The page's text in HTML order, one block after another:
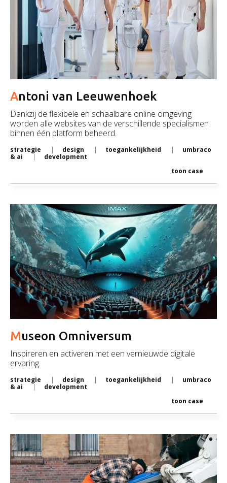
Antoni van Leeuwenhoek
Dankzij de flexibele en schaalbare online omgeving
worden alle websites van de verschillende specialismen
binnen één platform beheerd.
strategie design toegankelijkheid
umbraco
& ai
development
toon case
case
Museon Omniversum
Inspireren en activeren met een vernieuwde digitale
ervaring.
strategie design toegankelijkheid
umbraco
& ai
development
toon case
case